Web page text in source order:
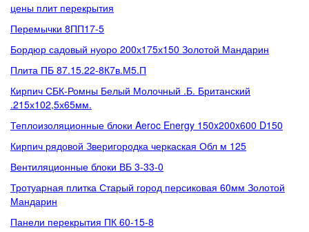
цены плит перекрытия
Перемычки 8ПП17-5
Бордюр садовый нуоро 200х175х150 Золотой Мандарин
Плита ПБ 87.15.22-8К7в.М5.П
Кирпич СБК-Ромны Белый Молочный .Б. Британский
.215х102,5х65мм.
Теплоизоляционные блоки Aeroc Energy 150x200x600 D150
Кирпич рядовой Зверигородка черкаская Обл м 125
Вентиляционные блоки ВБ 3-33-0
Тротуарная плитка Старый город персиковая 60мм Золотой
Мандарин
Панели перекрытия ПК 60-15-8